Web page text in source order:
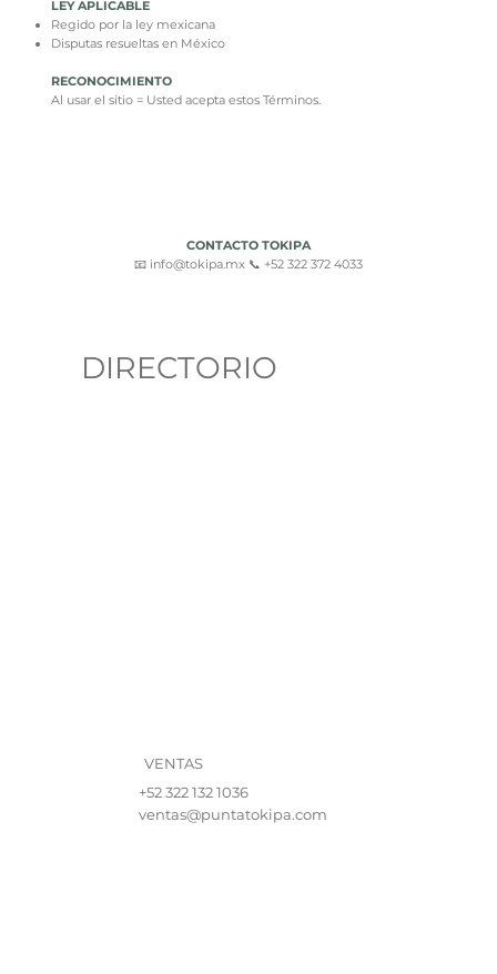
CONTACTO TOKIPA
📧 info@tokipa.mx 📞 +52 322 372 4033
LEY APLICABLE
Regido por la ley mexicana
Disputas resueltas en México
RECONOCIMIENTO
Al usar el sitio = Usted acepta estos Términos.
DIRECTORIO
VENTAS
+52 322 132 1036
ventas@puntatokipa.com